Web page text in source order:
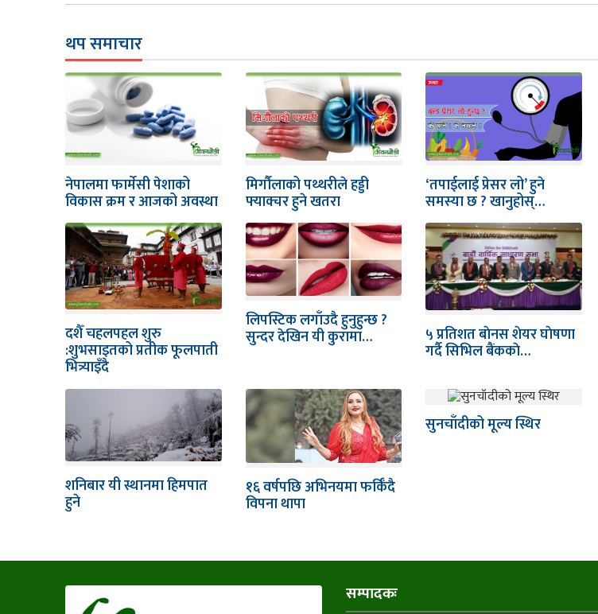
थप समाचार
नेपालमा फार्मेसी पेशाको
विकास क्रम र आजको अवस्था
मिर्गौलाको पथ्थरीले हड्डी
फ्याक्चर हुने खतरा
‘तपाईलाई प्रेसर लो’ हुने
समस्या छ ? खानुहोस्…
दशैँ चहलपहल शुरु
:शुभसाइतको प्रतीक फूलपाती
भित्र्याइँदै
लिपस्टिक लगाँउदै हुनुहुन्छ ?
सुन्दर देखिन यी कुरामा… ५ प्रतिशत बाेनस शेयर घाेषणा
गर्दै सिभिल बैंककाे…
शनिबार यी स्थानमा हिमपात
हुने
१६ वर्षपछि अभिनयमा फर्किँदै
विपना थापा
सुनचाँदीको मूल्य स्थिर
सम्पादकः